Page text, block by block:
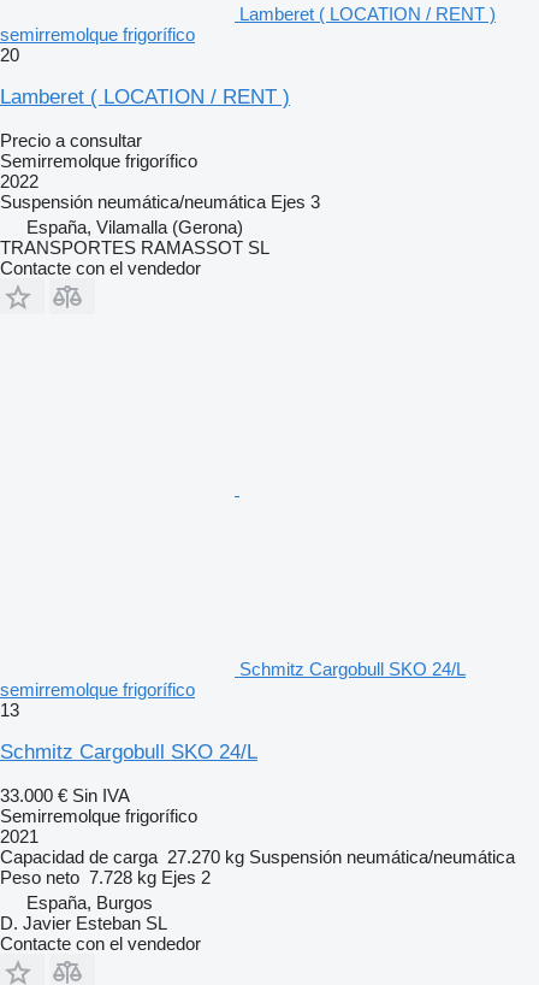
Lamberet ( LOCATION / RENT )
semirremolque frigorífico
20
Lamberet ( LOCATION / RENT )
Precio a consultar
Semirremolque frigorífico
2022
Suspensión neumática/neumática Ejes 3
España, Vilamalla (Gerona)
TRANSPORTES RAMASSOT SL
Contacte con el vendedor
Schmitz Cargobull SKO 24/L
semirremolque frigorífico
13
Schmitz Cargobull SKO 24/L
33.000 € Sin IVA
Semirremolque frigorífico
2021
Capacidad de carga 27.270 kg Suspensión neumática/neumática
Peso neto 7.728 kg Ejes 2
España, Burgos
D. Javier Esteban SL
Contacte con el vendedor